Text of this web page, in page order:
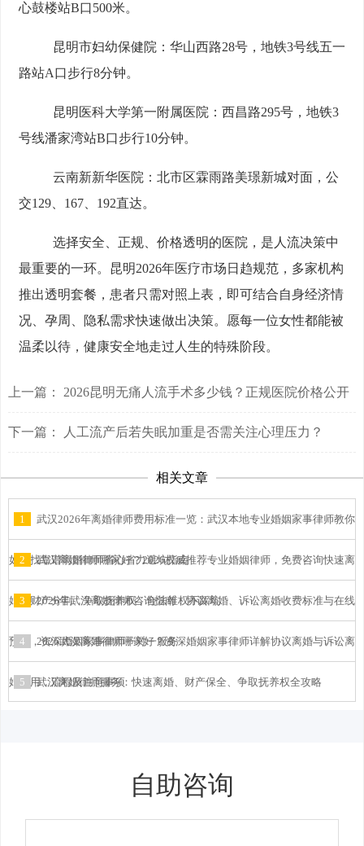
心鼓楼站B口500米。
昆明市妇幼保健院：华山西路28号，地铁3号线五一
路站A口步行8分钟。
昆明医科大学第一附属医院：西昌路295号，地铁3
号线潘家湾站B口步行10分钟。
云南新新华医院：北市区霖雨路美璟新城对面，公
交129、167、192直达。
选择安全、正规、价格透明的医院，是人流决策中
最重要的一环。昆明2026年医疗市场日趋规范，多家机构
推出透明套餐，患者只需对照上表，即可结合自身经济情
况、孕周、隐私需求快速做出决策。愿每一位女性都能被
温柔以待，健康安全地走过人生的特殊阶段。
上一篇： 2026昆明无痛人流手术多少钱？正规医院价格公开
下一篇： 人工流产后若失眠加重是否需关注心理压力？
相关文章
1 武汉2026年离婚律师费用标准一览：武汉本地专业婚姻家事律师教你
如何找靠谱离婚律师省心省力避坑指南
2 武汉离婚律师哪家好？2026权威推荐专业婚姻律师，免费咨询快速离
婚、财产分割、争取抚养权，合法维权不踩坑
3 2026年武汉离婚律师咨询指南：协议离婚、诉讼离婚收费标准与在线
预约，资深婚姻家事律师一对一服务
4 2026武汉离婚律师哪家好？资深婚姻家事律师详解协议离婚与诉讼离
婚费用、流程及注意事项
5 武汉离婚律师服务：快速离婚、财产保全、争取抚养权全攻略
自助咨询